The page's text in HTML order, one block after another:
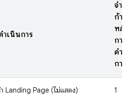
เนินการ
จำน
ก้าว
หลัง
การ
ดำเ
การ
Landing Page (ไม่แสดง) 1